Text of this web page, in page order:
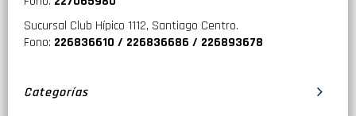
Sucursal Club Hípico 1112, Santiago Centro.
Fono: 226836610 / 226836686 / 226893678
Categorías